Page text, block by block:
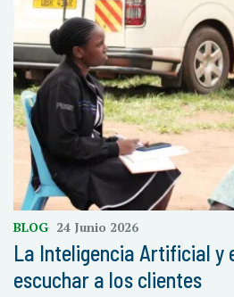
BLOG 24 Junio 2026
La Inteligencia Artificial y
escuchar a los clientes